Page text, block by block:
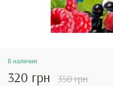
В наличии
320 грн 350 грн